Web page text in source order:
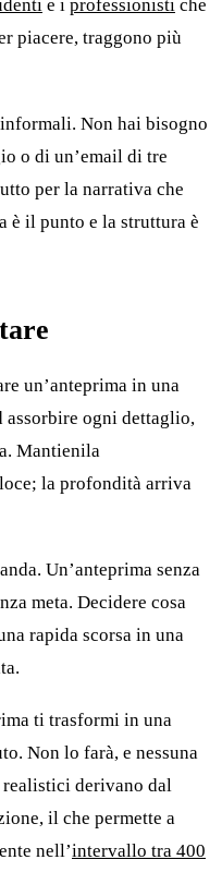
e i professionisti che
piacere, traggono più
Non hai bisogno
o di un’email di tre
per la narrativa che
è il punto e la struttura è
un’anteprima in una
ogni dettaglio,
Mantienila
la profondità arriva
Un’anteprima senza
meta. Decidere cosa
rapida scorsa in una
ti trasformi in una
Non lo farà, e nessuna
realistici derivano dal
il che permette a
nell’intervallo tra 400